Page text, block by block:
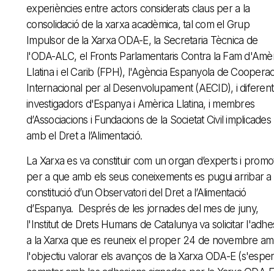
experiències entre actors considerats claus per a la
consolidació de la xarxa acadèmica, tal com el Grup
Impulsor de la Xarxa ODA-E, la Secretaria Tècnica de
l'ODA-ALC, el Fronts Parlamentaris Contra la Fam
Llatina i el Carib (FPH), l'Agència Espanyola de
Internacional per al Desenvolupament (AECID), i
investigadors d'Espanya i Amèrica Llatina, i membres
d’Associacions i Fundacions de la Societat Civil implicades
amb el Dret a l’Alimentació.
La Xarxa es va constituir com un organ d’experts i
per a que amb els seus coneixements es pugui arribar a
constitució d’un Observatori del Dret a l’Alimentació
d’Espanya. Després de les jornades del mes de juny,
l'Institut de Drets Humans de Catalunya va solicitar
a la Xarxa que es reuneix el proper 24 de novembre
l'objectiu valorar els avanços de la Xarxa ODA-E